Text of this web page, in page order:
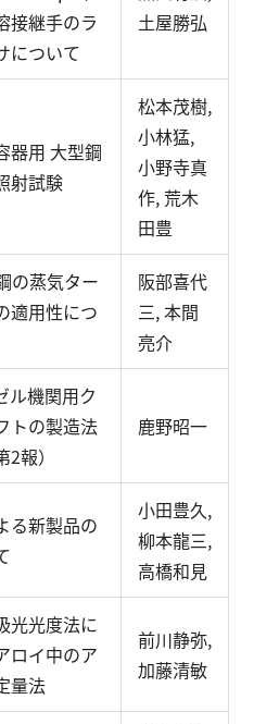
接継手のラ
について
土屋勝弘
器用 大型鋼
射試験
松本茂樹,
小林猛,
小野寺真
作, 荒木
田豊
の蒸気ター
適用性につ
阪部喜代
三, 本間
亮介
ル機関用ク
トの製造法
報）
鹿野昭一
る新製品の
小田豊久,
柳本龍三,
高橋和見
光光度法に
ロイ中のア
量法
前川静弥,
加藤清敏